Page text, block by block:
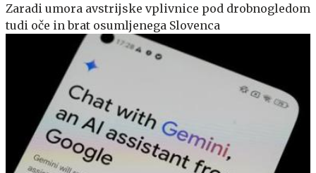
Zaradi umora avstrijske vplivnice pod drobnogledom
tudi oče in brat osumljenega Slovenca